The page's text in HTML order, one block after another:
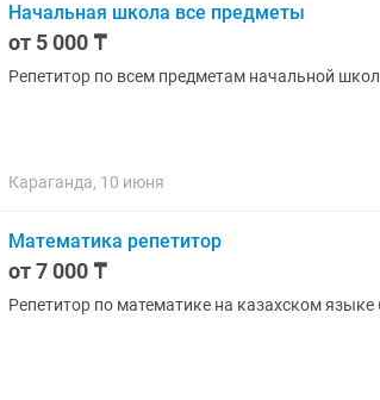
Начальная школа все предметы
от 5 000 ₸
Репетитор по всем предметам начальной
Караганда, 10 июня
Математика репетитор
от 7 000 ₸
Репетитор по математике на казахском языке